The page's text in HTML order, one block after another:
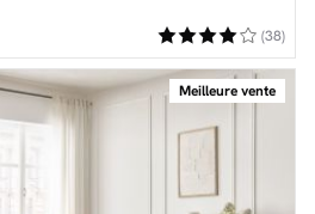
(38)
Meilleure vente